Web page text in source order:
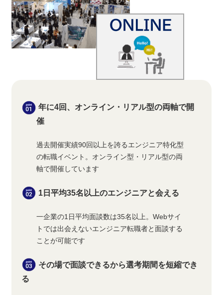
年に4回、オンライン・リアル型の両軸で開
催
過去開催実績90回以上を誇るエンジニア特化型
の転職イベント。オンライン型・リアル型の両
軸で開催しています
1日平均35名以上のエンジニアと会える
一企業の1日平均面談数は35名以上。Webサイ
トでは出会えないエンジニア転職者と面談する
ことが可能です
その場で面談できるから選考期間を短縮でき
る